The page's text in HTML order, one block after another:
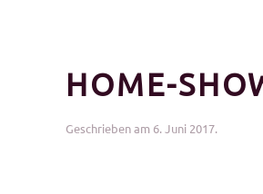
HOME-
Geschrieben am 6. Juni 2017.